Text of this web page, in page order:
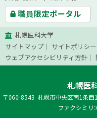
へイ
ト
マ
ッ
外
サ
職員限定ポータル
札幌医科大学
サイトマップ
サイトポリシー
ウェブアクセシビリティ方針
札幌医
郵060-8543 札幌市中央区南1条
ファクシミリ